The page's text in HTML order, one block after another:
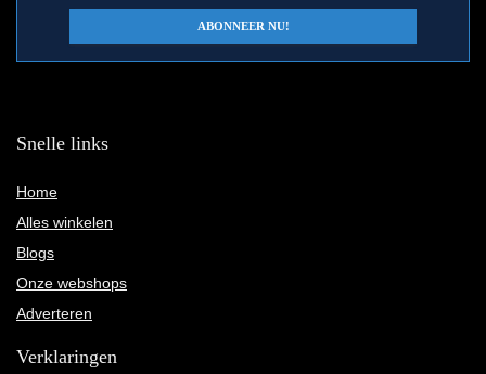
Snelle links
Home
Alles winkelen
Blogs
Onze webshops
Adverteren
Verklaringen